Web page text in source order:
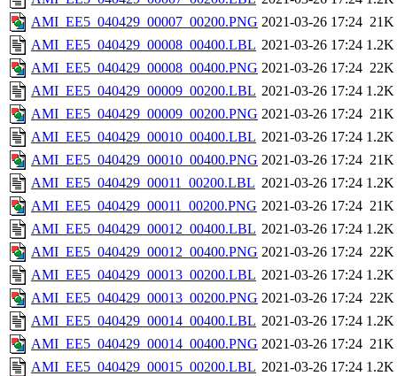
AMI_EE5_040429_00007_00200.PNG 2021-03-26 17:24 21K
AMI_EE5_040429_00008_00400.LBL 2021-03-26 17:24 1.2K
AMI_EE5_040429_00008_00400.PNG 2021-03-26 17:24 22K
AMI_EE5_040429_00009_00200.LBL 2021-03-26 17:24 1.2K
AMI_EE5_040429_00009_00200.PNG 2021-03-26 17:24 21K
AMI_EE5_040429_00010_00400.LBL 2021-03-26 17:24 1.2K
AMI_EE5_040429_00010_00400.PNG 2021-03-26 17:24 21K
AMI_EE5_040429_00011_00200.LBL 2021-03-26 17:24 1.2K
AMI_EE5_040429_00011_00200.PNG 2021-03-26 17:24 21K
AMI_EE5_040429_00012_00400.LBL 2021-03-26 17:24 1.2K
AMI_EE5_040429_00012_00400.PNG 2021-03-26 17:24 22K
AMI_EE5_040429_00013_00200.LBL 2021-03-26 17:24 1.2K
AMI_EE5_040429_00013_00200.PNG 2021-03-26 17:24 22K
AMI_EE5_040429_00014_00400.LBL 2021-03-26 17:24 1.2K
AMI_EE5_040429_00014_00400.PNG 2021-03-26 17:24 21K
AMI_EE5_040429_00015_00200.LBL 2021-03-26 17:24 1.2K